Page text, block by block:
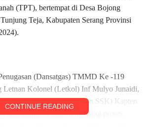
(TPT), bertempat di Desa Bojong
Teja, Kabupaten Serang Provinsi
(Dansatgas) TMMD Ke -119
Letnan Kolonel (Letkol) Inf Mulyo Junaidi,
Setingkat Kompi (Dan SSK) Kapten
saat ini memang proses
CONTINUE READING